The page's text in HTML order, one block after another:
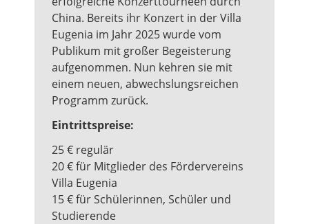
China. Bereits ihr Konzert in der Villa
Eugenia im Jahr 2025 wurde vom
Publikum mit großer Begeisterung
aufgenommen. Nun kehren sie mit
einem neuen, abwechslungsreichen
Programm zurück.
Eintrittspreise:
25 € regulär
20 € für Mitglieder des Fördervereins
Villa Eugenia
15 € für Schülerinnen, Schüler und
Studierende